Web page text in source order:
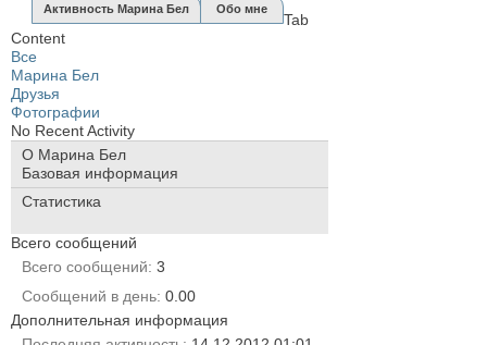
Активность Марина Бел Обо мне
Tab
Content
Все
Марина Бел
Друзья
Фотографии
No Recent Activity
О Марина Бел
Базовая информация
Статистика
Всего сообщений
Всего сообщений 3
Сообщений в день 0.00
Дополнительная информация